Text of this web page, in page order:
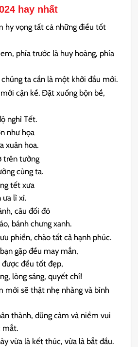
hay nhất
hy vọng tất cả những điều tốt
phía trước là huy hoàng, phía
chúng ta cần là một khởi đầu mới.
cận kề. Đặt xuống bộn bề,
nghỉ Tết.
như họa
xuân hoa.
trên tường
cùng ta.
tết xưa
ưa lì xì.
câu đối đỏ
bánh chưng xanh.
phiền, chào tất cả hạnh phúc.
gặp đều may mắn,
đều tốt đẹp,
lòng sáng, quyết chí!
mới sẽ thật nhẹ nhàng và bình
thành, dũng cảm và niềm vui
mắt.
vừa là kết thúc, vừa là bắt đầu.